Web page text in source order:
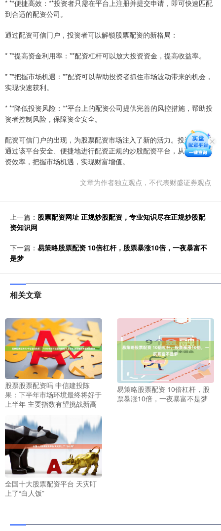
* **便捷高效：**投资者只需在平台上注册并提交申请，即可快速匹配
到合适的配资公司。
通过配资可信门户，投资者可以解锁股票配资的新格局：
* **提高资金利用率：**配资杠杆可以放大投资资金，提高收益率。
* **把握市场机遇：**配资可以帮助投资者抓住市场波动带来的机会，
实现快速获利。
* **降低投资风险：**平台上的配资公司提供完善的风控措施，帮助投
资者控制风险，保障资金安全。
配资可信门户的出现，为股票配资市场注入了新的活力。投资者可以
通过该平台安全、便捷地进行配资正规的炒股配资平台，从而提升投
资效率，把握市场机遇，实现财富增值。
文章为作者独立观点，不代表财盛证券观点
上一篇： 股票配资网址 正规炒股配资，专业知识尽在正规炒股配
资知识网
下一篇： 易策略股票配资 10倍杠杆，股票暴涨10倍，一夜暴富不
是梦
相关文章
股票股票配资吗 中信建投陈
果：下半年市场环境最终将好于
上半年 主要指数有望挑战新高
易策略股票配资 10倍杠杆，股
票暴涨10倍，一夜暴富不是梦
全国十大股票配资平台 天灾盯
上了“白人饭”